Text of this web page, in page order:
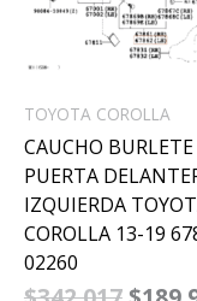
TOYOTA COROLLA
CAUCHO BURLETE
PUERTA
IZQUIERDA
COROLLA 13-19
02260